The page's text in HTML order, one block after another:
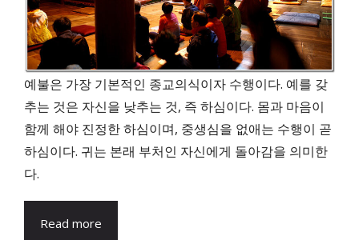
예불은 가장 기본적인 종교의식이자 수행이다. 예를 갖
추는 것은 자신을 낮추는 것, 즉 하심이다. 몸과 마음이
함께 해야 진정한 하심이며, 중생심을 없애는 수행이 곧
하심이다. 귀는 본래 부처인 자신에게 돌아감을 의미한
다.
Read more